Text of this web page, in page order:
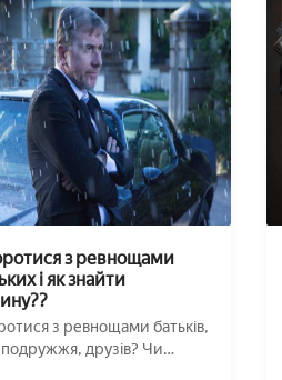
з ревнощами
і як знайти
з ревнощами батьків,
друзів? Чи